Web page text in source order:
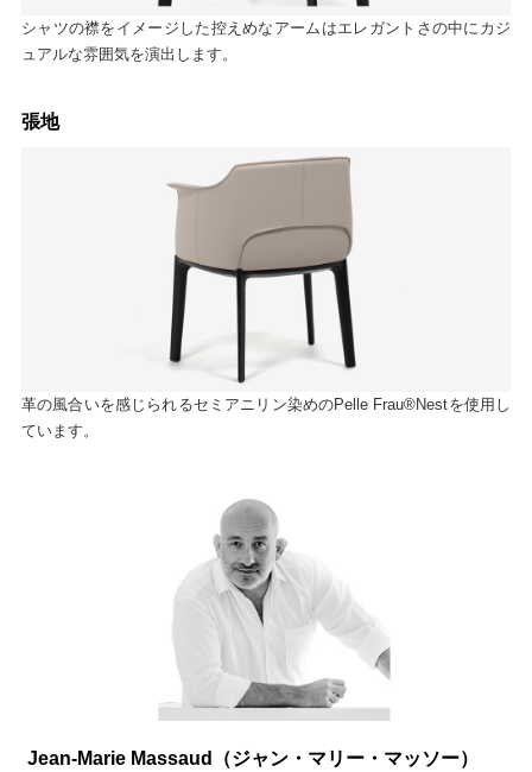
シャツの襟をイメージした控えめなアームはエレガントさの中にカジ
ュアルな雰囲気を演出します。
張地
革の風合いを感じられるセミアニリン染めのPelle Frau®Nestを使用し
ています。
Jean-Marie Massaud（ジャン・マリー・マッソー）